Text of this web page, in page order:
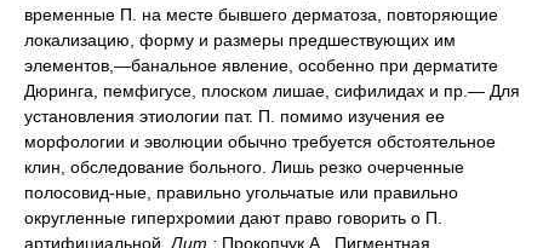
временные П. на месте бывшего дерматоза, повторяющие
локализацию, форму и размеры предшествующих им
элементов,—банальное явление, особенно при дерматите
Дюринга, пемфигусе, плоском лишае, сифилидах и пр.— Для
установления этиологии пат. П. помимо изучения ее
морфологии и эволюции обычно требуется обстоятельное
клин, обследование больного. Лишь резко очерченные
полосовид-ные, правильно угольчатые или правильно
округленные гиперхромии дают право говорить о П.
артифициальной. Лит.: Прокопчук А., Пигментная